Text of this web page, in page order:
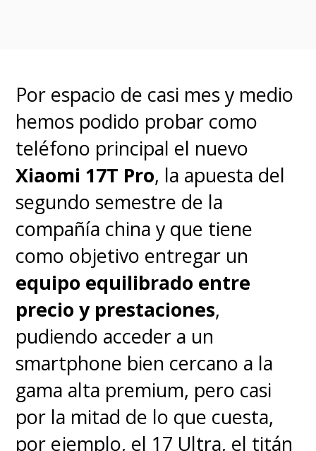
puede) o uno similar y que se
queda bien atrás, pero es bueno
recordar quelos procesadores
han avanzado tanto que las
aplicaciones aún no lo
alcanzan , por lo que cuando
mucho usamos el 40% de lo que
realmente pueden dar y si a eso
le aplicas un buen trabajo de
software, entonces habrá
rendimiento de sobra.
¿Que si puedes jugar?Claro
que se puede correr todos los
Por espacio de casi mes y medio
hemos podido probar como
teléfono principal el nuevo
Xiaomi 17T Pro, la apuesta del
segundo semestre de la
compañía china y que tiene
como objetivo entregar un
equipo equilibrado entre
precio y prestaciones,
pudiendo acceder a un
smartphone bien cercano a la
gama alta premium, pero casi
por la mitad de lo que cuesta,
por ejemplo, el 17 Ultra, el titán